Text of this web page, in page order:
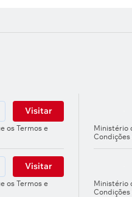
Visitar
os Termos e
Visitar
os Termos e
Ministério
Condições
Ministério
Condições